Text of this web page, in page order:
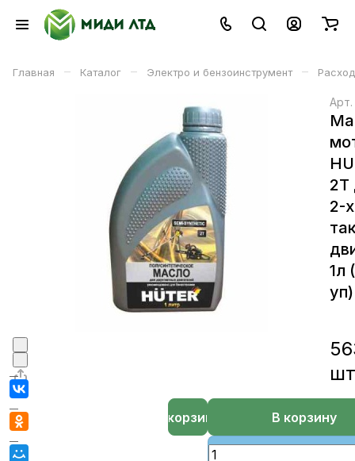
Главная – Каталог – Электро и бензоинструмент –
Арт.
2Т
2-x
1л
уп)
шт
В корзину
В корзине